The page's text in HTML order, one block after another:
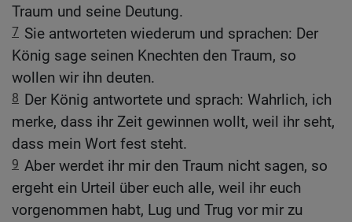
Traum und seine Deutung.
7 Sie antworteten wiederum und sprachen: Der
König sage seinen Knechten den Traum, so
wollen wir ihn deuten.
8 Der König antwortete und sprach: Wahrlich, ich
merke, dass ihr Zeit gewinnen wollt, weil ihr seht,
dass mein Wort fest steht.
9 Aber werdet ihr mir den Traum nicht sagen, so
ergeht ein Urteil über euch alle, weil ihr euch
vorgenommen habt, Lug und Trug vor mir zu